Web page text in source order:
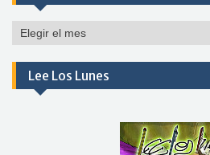
Por
Lee Los Lunes